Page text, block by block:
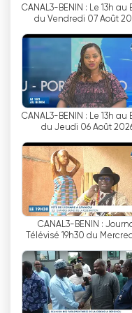
lehetőségeket
akik inkább online
mostantól néhány
Canal 3 Benin
legyen szó
talkshow-król,
izgalmas
megkönnyítette
kapcsolatban
műsoraikkal,
az online
tettek szert.
A Canal 3 Benin
bevezetése a
bizonyítja, hogy
médiatérhez és
CANAL3-BENIN : Le 13h au
du Vendredi
CANAL3-BENIN : Le 13h au
du Jeudi 06 Août
CANAL3-BENIN :
Télévisé 19h30 du